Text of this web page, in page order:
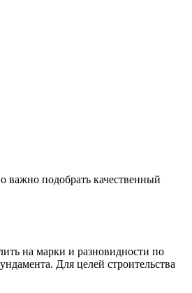
важно подобрать качественный
на марки и разновидности по
Для целей строительства